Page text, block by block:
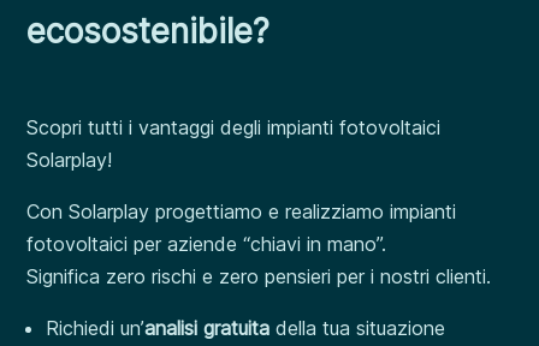
ecosostenibile?
Scopri tutti i vantaggi degli impianti fotovoltaici
Solarplay!
Con Solarplay progettiamo e realizziamo impianti
fotovoltaici per aziende “chiavi in mano”.
Significa zero rischi e zero pensieri per i nostri clienti.
Richiedi un’analisi gratuita della tua situazione